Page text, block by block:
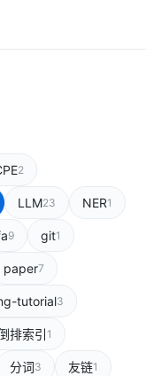
2
LLM23 NER1
9 git1
paper7
tutorial3
排索引 1
分词3 友链1